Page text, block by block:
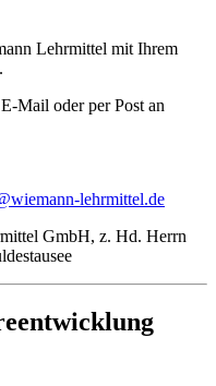
Lehrmittel mit Ihrem
Mail oder per Post an
lehrmittel.de
GmbH, z. Hd. Herrn